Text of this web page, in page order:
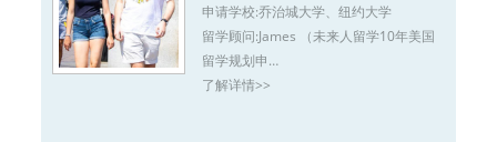
申请学校:乔治城大学、纽约大学
留学顾问:James （未来人留学10年美国
留学规划申…
了解详情>>